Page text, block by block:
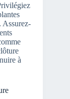
Assurez-
à